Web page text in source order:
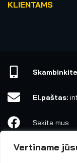
Vertiname
KLIENTAMS
El.paštas:
Sekite mus
vmmoto1